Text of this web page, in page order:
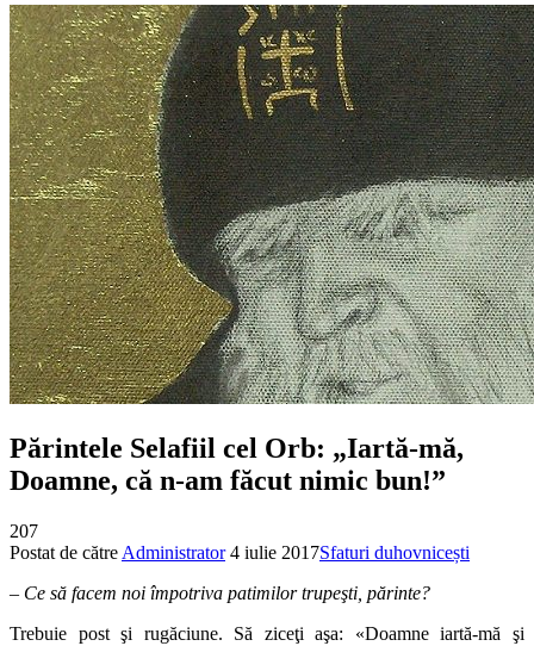
Părintele Selafiil cel Orb: „Iartă-mă,
Doamne, că n-am făcut nimic bun!”
207
Postat de către Administrator 4 iulie 2017Sfaturi duhovnicești
– Ce să facem noi împotriva patimilor trupeşti, părinte?
Trebuie post şi rugăciune. Să ziceţi aşa: «Doamne iartă-mă şi